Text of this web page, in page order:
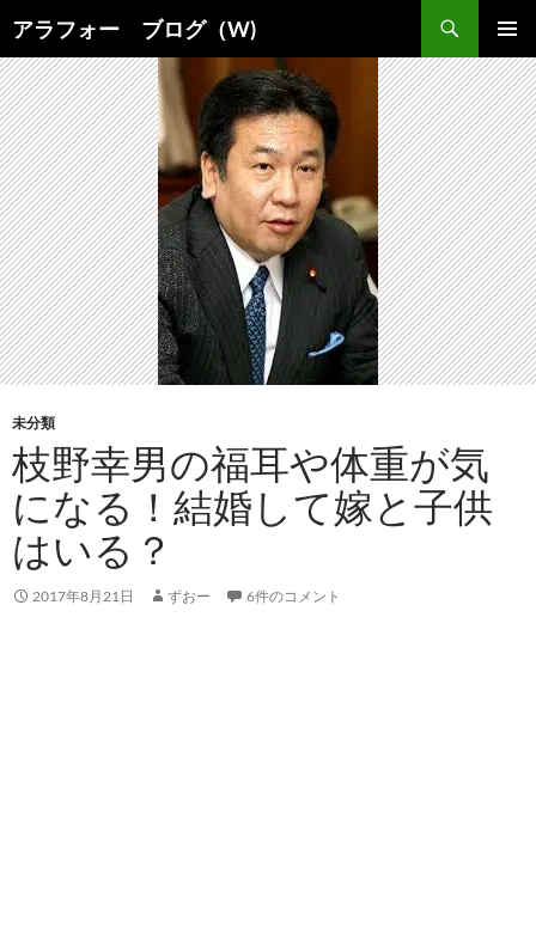
ン
テ
ン
ツ
へ
ス
キ
ッ
プ
アラフォー ブログ（W)
索
メインメ
ニュー
未分類
枝野幸男の福耳や体重が気
になる！結婚して嫁と子供
はいる？
2017年8月21日 ずおー 6件のコメント